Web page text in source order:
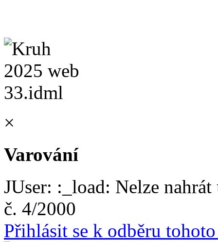
×
Varování
JUser: :_load: Nelze
č. 4/2000
Přihlásit se k odběru